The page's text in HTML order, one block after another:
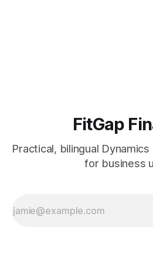
FitGap
Practical, bilingual
for business